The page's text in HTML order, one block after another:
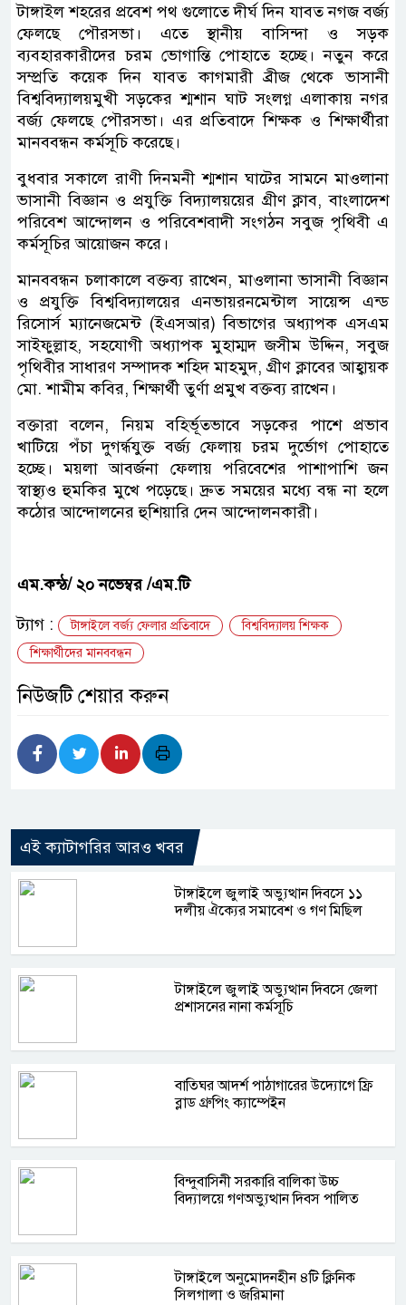
টাঙ্গাইল শহরের প্রবেশ পথ গুলোতে দীর্ঘ দিন যাবত নগজ বর্জ্য
ফেলছে পৌরসভা। এতে স্থানীয় বাসিন্দা ও সড়ক
ব্যবহারকারীদের চরম ভোগান্তি পোহাতে হচ্ছে। নতুন করে
সম্প্রতি কয়েক দিন যাবত কাগমারী ব্রীজ থেকে ভাসানী
বিশ্ববিদ্যালয়মুখী সড়কের শ্মশান ঘাট সংলগ্ন এলাকায় নগর
বর্জ্য ফেলছে পৌরসভা। এর প্রতিবাদে শিক্ষক ও শিক্ষার্থীরা
মানববন্ধন কর্মসূচি করেছে।
বুধবার সকালে রাণী দিনমনী শ্মশান ঘাটের সামনে মাওলানা
ভাসানী বিজ্ঞান ও প্রযুক্তি বিদ্যালয়য়ের গ্রীণ ক্লাব, বাংলাদেশ
পরিবেশ আন্দোলন ও পরিবেশবাদী সংগঠন সবুজ পৃথিবী এ
কর্মসূচির আয়োজন করে।
মানববন্ধন চলাকালে বক্তব্য রাখেন, মাওলানা ভাসানী বিজ্ঞান
ও প্রযুক্তি বিশ্ববিদ্যালয়ের এনভায়রনমেন্টাল সায়েন্স এন্ড
রিসোর্স ম্যানেজমেন্ট (ইএসআর) বিভাগের অধ্যাপক এসএম
সাইফুল্লাহ, সহযোগী অধ্যাপক মুহাম্মদ জসীম উদ্দিন, সবুজ
পৃথিবীর সাধারণ সম্পাদক শহিদ মাহমুদ, গ্রীণ ক্লাবের আহ্বায়ক
মো. শামীম কবির, শিক্ষার্থী তুর্ণা প্রমুখ বক্তব্য রাখেন।
বক্তারা বলেন, নিয়ম বহির্ভূতভাবে সড়কের পাশে প্রভাব
খাটিয়ে পঁচা দুগর্ন্ধযুক্ত বর্জ্য ফেলায় চরম দুর্ভোগ পোহাতে
হচ্ছে। ময়লা আবর্জনা ফেলায় পরিবেশের পাশাপাশি জন
স্বাস্থ্যও হুমকির মুখে পড়েছে। দ্রুত সময়ের মধ্যে বন্ধ না হলে
কঠোর আন্দোলনের হুশিয়ারি দেন আন্দোলনকারী।
এম.কন্ঠ/ ২০ নভেম্বর /এম.টি
ট্যাগ :
টাঙ্গাইলে বর্জ্য ফেলার প্রতিবাদে
বিশ্ববিদ্যালয় শিক্ষক
শিক্ষার্থীদের মানববন্ধন
নিউজটি শেয়ার করুন
এই ক্যাটাগরির আরও খবর
টাঙ্গাইলে জুলাই অভ্যুত্থান দিবসে ১১
দলীয় ঐক্যের সমাবেশ ও গণ মিছিল
টাঙ্গাইলে জুলাই অভ্যুত্থান দিবসে জেলা
প্রশাসনের নানা কর্মসূচি
বাতিঘর আদর্শ পাঠাগারের উদ্যোগে ফ্রি
ব্লাড গ্রুপিং ক্যাম্পেইন
বিন্দুবাসিনী সরকারি বালিকা উচ্চ
বিদ্যালয়ে গণঅভ্যুত্থান দিবস পালিত
টাঙ্গাইলে অনুমোদনহীন ৪টি ক্লিনিক
সিলগালা ও জরিমানা